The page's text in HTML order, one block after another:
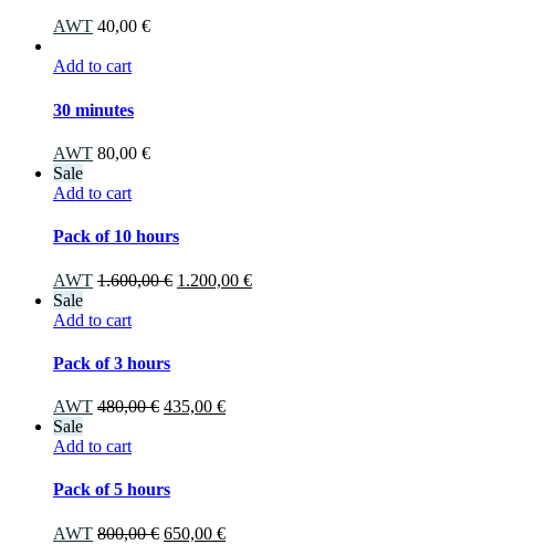
AWT 40,00 €
Add to cart
30 minutes
AWT 80,00 €
Sale
Add to cart
Pack of 10 hours
AWT 1.600,00€ 1.200,00 €
Sale
Add to cart
Pack of 3 hours
AWT 480,00€ 435,00 €
Sale
Add to cart
Pack of 5 hours
AWT 800,00€ 650,00 €